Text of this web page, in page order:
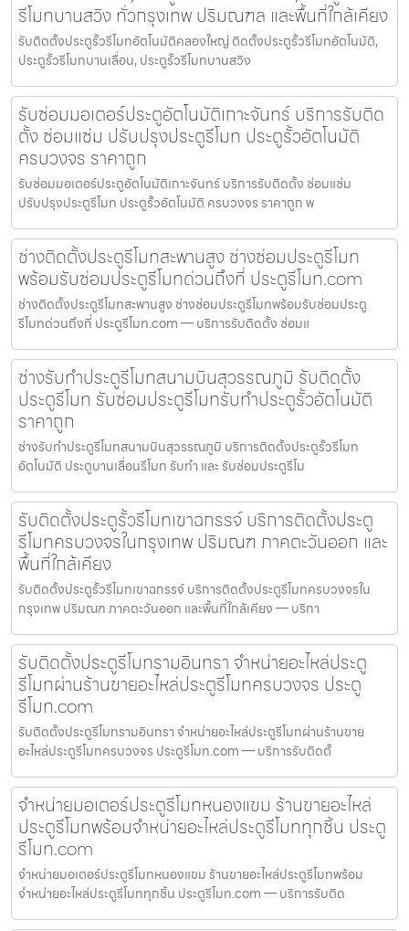
รีโมทบานสวิง ทั่วกรุงเทพ ปริมณฑล และพื้นที่ใกล้เคียง
รับติดตั้งประตูรั้วรีโมทอัตโนมัติคลองใหญ่ ติดตั้งประตูรั้วรีโมทอัตโนมัติ,
ประตูรั้วรีโมทบานเลื่อน, ประตูรั้วรีโมทบานสวิง
รับซ่อมมอเตอร์ประตูอัตโนมัติเกาะจันทร์ บริการรับติด
ตั้ง ซ่อมแซ่ม ปรับปรุงประตูรีโมท ประตูรั้วอัตโนมัติ
ครบวงจร ราคาถูก
รับซ่อมมอเตอร์ประตูอัตโนมัติเกาะจันทร์ บริการรับติดตั้ง ซ่อมแซ่ม
ปรับปรุงประตูรีโมท ประตูรั้วอัตโนมัติ ครบวงจร ราคาถูก พ
ช่างติดตั้งประตูรีโมทสะพานสูง ช่างซ่อมประตูรีโมท
พร้อมรับซ่อมประตูรีโมทด่วนถึงที่ ประตูรีโมท.com
ช่างติดตั้งประตูรีโมทสะพานสูง ช่างซ่อมประตูรีโมทพร้อมรับซ่อมประตู
รีโมทด่วนถึงที่ ประตูรีโมท.com — บริการรับติดตั้ง ซ่อมแ
ช่างรับทำประตูรีโมทสนามบินสุวรรณภูมิ รับติดตั้ง
ประตูรีโมท รับซ่อมประตูรีโมทรับทำประตูรั้วอัตโนมัติ
ราคาถูก
ช่างรับทำประตูรีโมทสนามบินสุวรรณภูมิ บริการติดตั้งประตูรั้วรีโมท
อัตโนมัติ ประตูบานเลื่อนรีโมท รับทำ และ รับซ่อมประตูรีโม
รับติดตั้งประตูรั้วรีโมทเขาฉกรรจ์ บริการติดตั้งประตู
รีโมทครบวงจรในกรุงเทพ ปริมณฑ ภาคตะวันออก และ
พื้นที่ใกล้เคียง
รับติดตั้งประตูรั้วรีโมทเขาฉกรรจ์ บริการติดตั้งประตูรีโมทครบวงจรใน
กรุงเทพ ปริมณฑ ภาคตะวันออก และพื้นที่ใกล้เคียง — บริกา
รับติดตั้งประตูรีโมทรามอินทรา จำหน่ายอะไหล่ประตู
รีโมทผ่านร้านขายอะไหล่ประตูรีโมทครบวงจร ประตู
รีโมท.com
รับติดตั้งประตูรีโมทรามอินทรา จำหน่ายอะไหล่ประตูรีโมทผ่านร้านขาย
อะไหล่ประตูรีโมทครบวงจร ประตูรีโมท.com — บริการรับติดตั้
จำหน่ายมอเตอร์ประตูรีโมทหนองแขม ร้านขายอะไหล่
ประตูรีโมทพร้อมจำหน่ายอะไหล่ประตูรีโมททุกชิ้น ประตู
รีโมท.com
จำหน่ายมอเตอร์ประตูรีโมทหนองแขม ร้านขายอะไหล่ประตูรีโมทพร้อม
จำหน่ายอะไหล่ประตูรีโมททุกชิ้น ประตูรีโมท.com — บริการรับติด